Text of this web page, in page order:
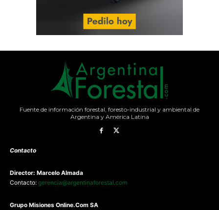
Fuente de información forestal, foresto-industrial y ambiental de
Argentina y América Latina
Contacto
Director: Marcelo Almada
Contacto: gerencia@argentinaforestal.com
Grupo Misiones Online.Com SA